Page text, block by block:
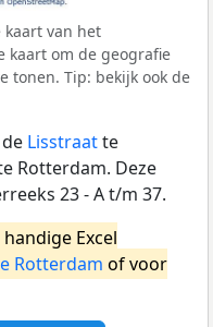
kaart van het
kaart om de geografie
tonen. Tip: bekijk ook de
Lisstraatte
Rotterdam. Deze
23 - A t/m 37.
Excel
Rotterdam of voor